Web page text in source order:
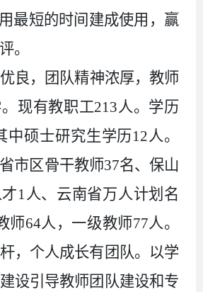
最短的时间建成使用，赢
。
良，团队精神浓厚，教师
现有教职工213人。学历
中硕士研究生学历12人。
市区骨干教师37名、保山
1人、云南省万人计划名
师64人，一级教师77人。
，个人成长有团队。以学
设引导教师团队建设和专